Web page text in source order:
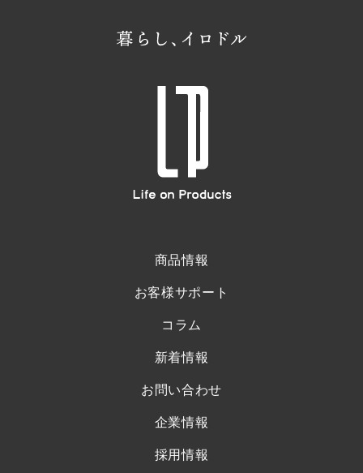
商品情報
お客様サポート
コラム
新着情報
お問い合わせ
企業情報
採用情報